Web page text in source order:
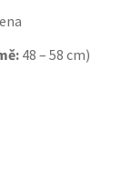
48 – 58 cm)